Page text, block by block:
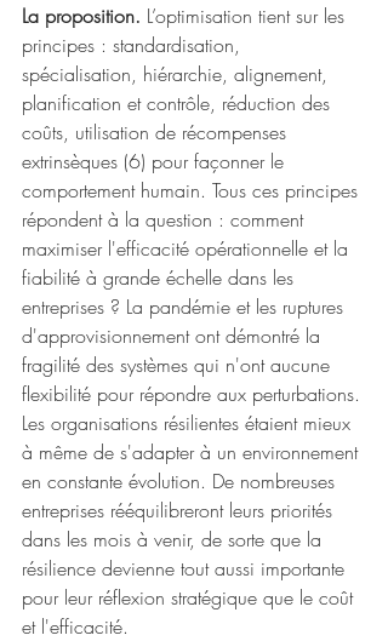
La proposition. L’optimisation tient sur les
principes : standardisation,
spécialisation, hiérarchie, alignement,
planification et contrôle, réduction des
coûts, utilisation de récompenses
extrinsèques (6) pour façonner le
comportement humain. Tous ces principes
répondent à la question : comment
maximiser l'efficacité opérationnelle et la
fiabilité à grande échelle dans les
entreprises ? La pandémie et les ruptures
d'approvisionnement ont démontré la
fragilité des systèmes qui n'ont aucune
flexibilité pour répondre aux perturbations.
Les organisations résilientes étaient mieux
à même de s'adapter à un environnement
en constante évolution. De nombreuses
entreprises rééquilibreront leurs priorités
dans les mois à venir, de sorte que la
résilience devienne tout aussi importante
pour leur réflexion stratégique que le coût
et l'efficacité.